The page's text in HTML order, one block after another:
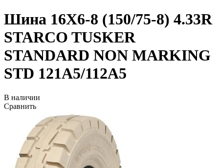
Шина 16X6-8 (150/75-8) 4.33R
STARCO TUSKER
STANDARD NON MARKING
STD 121A5/112A5
В наличии
Сравнить